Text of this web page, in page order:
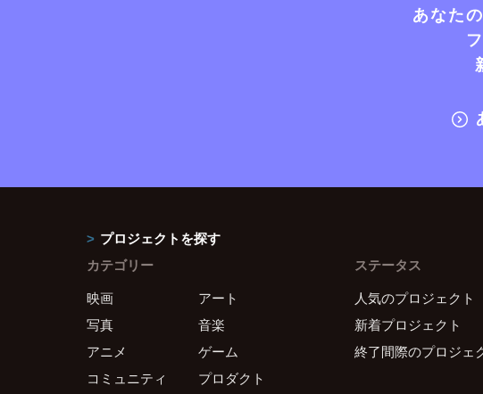
あなた
プロジェクトを探す
カテゴリー
映画
アート
写真
音楽
アニメ
ゲーム
コミュニティ
プロダクト
ステータス
人気のプロジェクト
新着プロジェクト
終了間際のプロジェ